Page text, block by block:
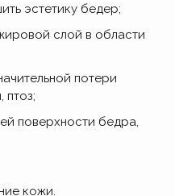
эстетику бедер;
слой в области
потери
птоз;
поверхности бедра,
кожи.